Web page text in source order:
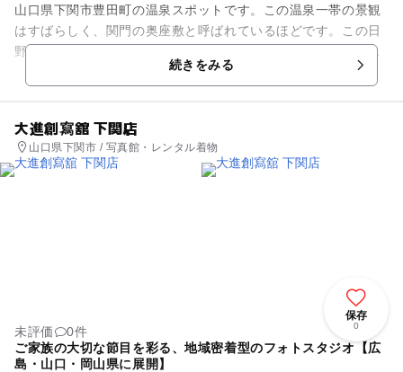
山口県下関市豊田町の温泉スポットです。この温泉一帯の景観
はすばらしく、関門の奥座敷と呼ばれているほどです。この日
野温泉いこいの家は、知る人ぞ知る秘湯です。泉質は炭酸水素
ナトリウムがほとんどを占め...続きをみる
大進創寫舘 下関店
山口県下関市 / 写真館・レンタル着物
保存
0
未評価
0件
ご家族の大切な節目を彩る、地域密着型のフォトスタジオ【広
島・山口・岡山県に展開】